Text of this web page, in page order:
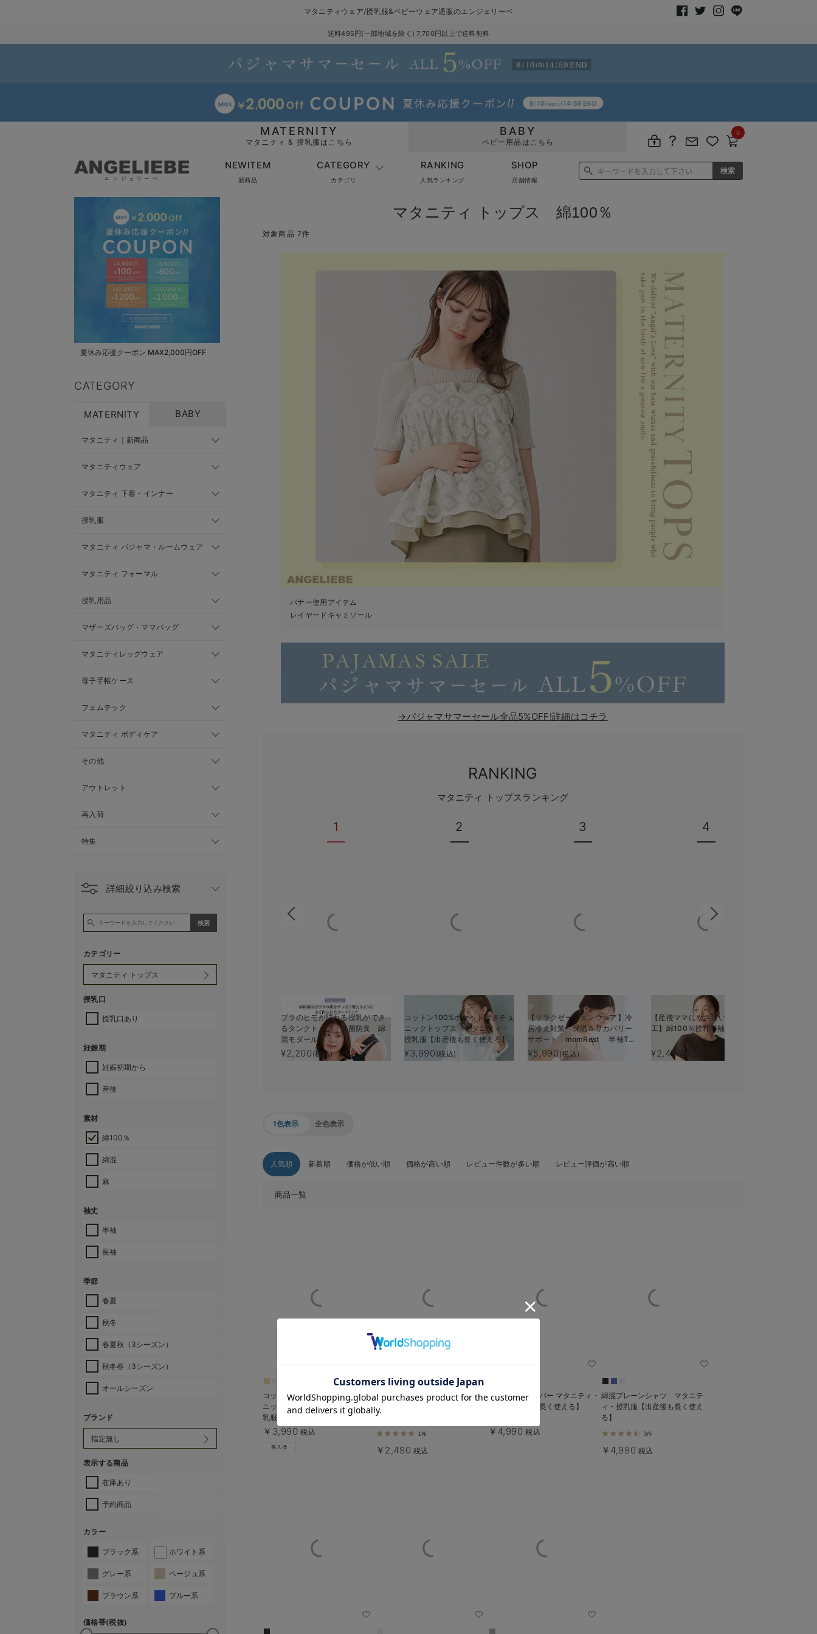
マタニティウェア/授乳服&ベビーウェア通販のエンジェリーベ
送料495円(一部地域を除く) 7,700円以上で送料無料
MATERNITY
マタニティ & 授乳服はこちら
BABY
ベビー用品はこちら
0
NEWITEM
新商品
CATEGORY
カテゴリ
RANKING
人気ランキング
SHOP
店舗情報
夏休み応援クーポン MAX2,000円OFF
CATEGORY
MATERNITY BABY
マタニティ｜新商品
マタニティウェア
マタニティ 下着・インナー
授乳服
マタニティ パジャマ・ルームウェア
マタニティ フォーマル
授乳用品
マザーズバッグ・ママバッグ
マタニティレッグウェア
母子手帳ケース
フェムテック
マタニティ ボディケア
その他
アウトレット
再入荷
特集
詳細絞り込み検索
カテゴリー
授乳口
授乳口あり
妊娠期
妊娠初期から
産後
素材
綿100％
綿混
麻
袖丈
半袖
長袖
季節
春夏
秋冬
春夏秋（3シーズン）
秋冬春（3シーズン）
オールシーズン
ブランド
表示する商品
在庫あり
予約商品
カラー
ブラック系 ホワイト系
グレー系 ベージュ系
ブラウン系 ブルー系
価格帯(税抜)
マタニティ トップス 綿100％
対象商品 7件
バナー使用アイテム
レイヤードキャミソール
→パジャマサマーセール全品5%OFF!詳細はコチラ
RANKING
マタニティ トップスランキング
1
ブラのヒモが隠れる授乳ができ
るタンクトップ 抗菌防臭 綿
混モダール
¥2,200 (税込)
2
コットン100%ポケット付きチュ
ニックトップス マタニティ・
授乳服【出産後も長く使える】
¥3,990 (税込)
3
【リラクゼーションウェア】冷
房冷え対策 保温＆リカバリー
サポート momRest 半袖Tシ
ャツ efe×ANGELIEBEコラボ
光電子 日本製
¥5,990 (税込)
4
【産後ママにやさしい防汚加
工】綿100％授乳半袖TEE
¥2,490 (税込)
1色表示 全色表示
人気順 新着順 価格が低い順 価格が高い順 レビュー件数が多い順 レビュー評価が高い順
商品一覧
コットン100%ポケット付きチュ
ニックトップス マタニティ・授
乳服【出産後も長く使える】
￥3,990 税込
【産後ママにやさしい防汚加工】
1件
￥2,490 税込
前開きプルオーバー マタニティ・
産後【出産後も長く使える】
￥4,990 税込
綿混プレーンシャツ マタニテ
ィ・授乳服【出産後も長く使え
る】
3件
￥4,990 税込
お気に入り商品を確認する